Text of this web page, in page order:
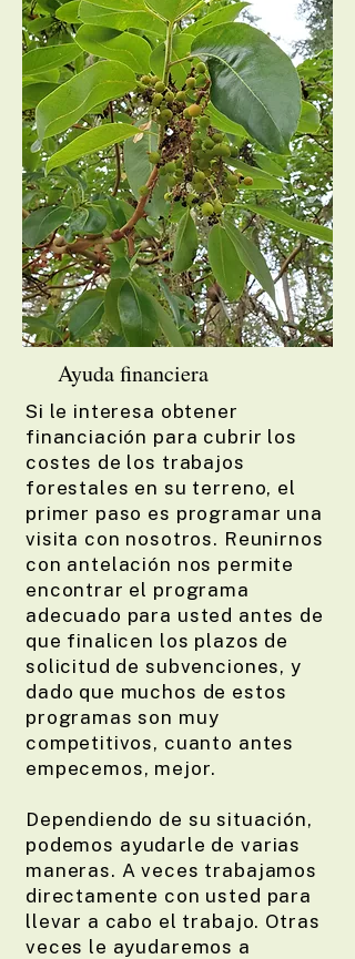
Ayuda financiera
Si le interesa obtener
financiación para cubrir los
costes de los trabajos
forestales en su terreno, el
primer paso es programar una
visita con nosotros. Reunirnos
con antelación nos permite
encontrar el programa
adecuado para usted antes de
que finalicen los plazos de
solicitud de subvenciones, y
dado que muchos de estos
programas son muy
competitivos, cuanto antes
empecemos, mejor.
Dependiendo de su situación,
podemos ayudarle de varias
maneras. A veces trabajamos
directamente con usted para
llevar a cabo el trabajo. Otras
veces le ayudaremos a